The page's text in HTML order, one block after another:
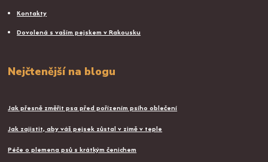
Kontakty
Dovolená s vaším pejskem v Rakousku
Nejčtenější na blogu
Jak přesně změřit psa před pořízením psího oblečení
Jak zajistit, aby váš pejsek zůstal v zimě v teple
Péče o plemena psů s krátkým čenichem